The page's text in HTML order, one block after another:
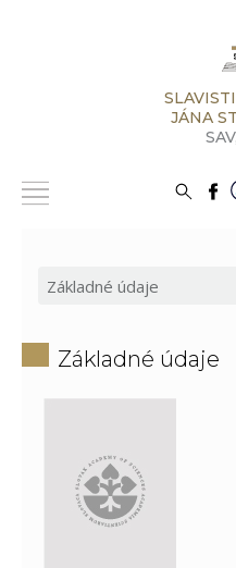
JÁNA
SAV,
Základné údaje